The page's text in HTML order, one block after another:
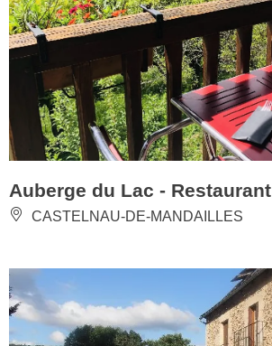
Auberge du Lac - Restaurant
CASTELNAU-DE-MANDAILLES